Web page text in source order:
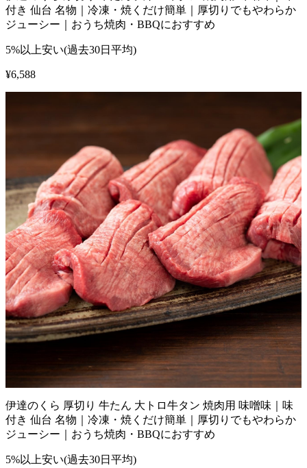
付き 仙台 名物｜冷凍・焼くだけ簡単｜厚切りでもやわらか
ジューシー｜おうち焼肉・BBQにおすすめ
5%以上安い(過去30日平均)
¥6,588
伊達のくら 厚切り 牛たん 大トロ牛タン 焼肉用 味噌味｜味
付き 仙台 名物｜冷凍・焼くだけ簡単｜厚切りでもやわらか
ジューシー｜おうち焼肉・BBQにおすすめ
5%以上安い(過去30日平均)